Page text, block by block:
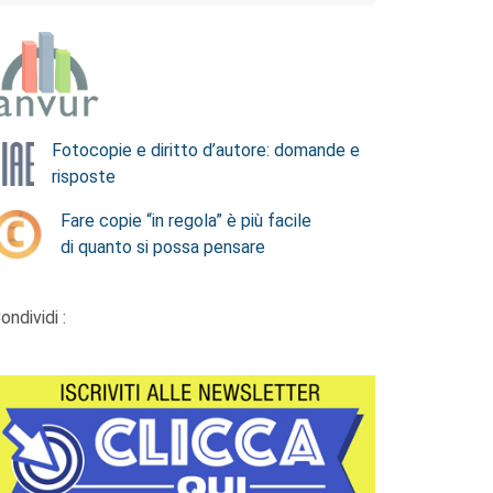
Fotocopie e diritto d’autore: domande e
risposte
Fare copie “in regola” è più facile
di quanto si possa pensare
: